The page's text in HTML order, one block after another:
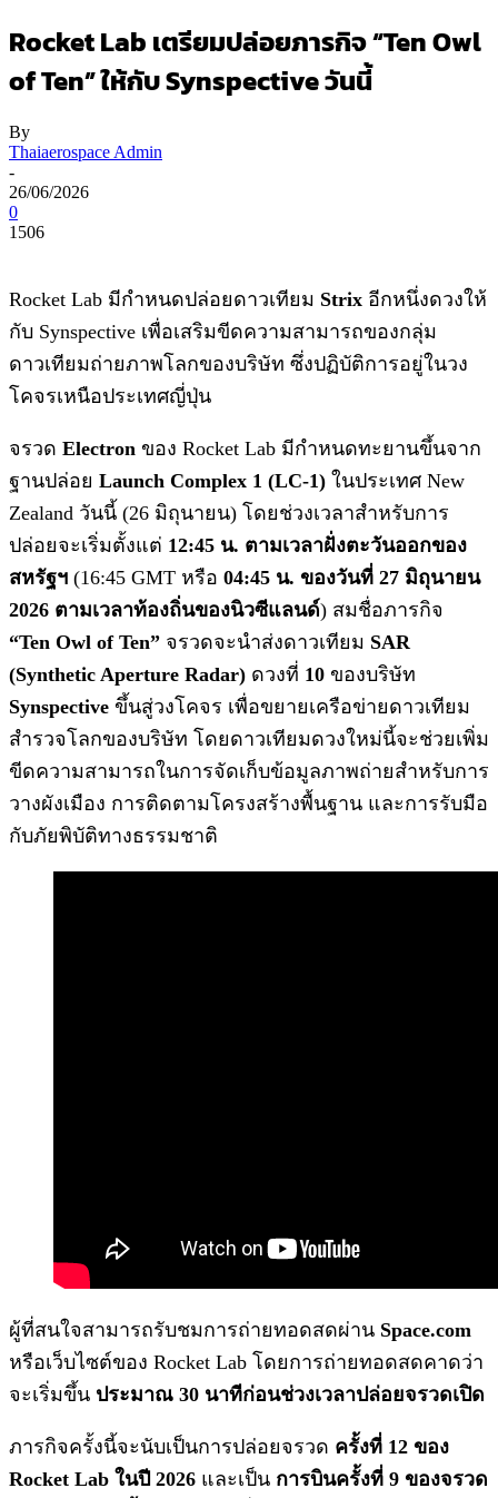
Rocket Lab เตรียมปล่อยภารกิจ “Ten Owl
of Ten” ให้กับ Synspective วันนี้
By
Thaiaerospace Admin
-
26/06/2026
0
1506
Rocket Lab มีกำหนดปล่อยดาวเทียม Strix อีกหนึ่งดวงให้
กับ Synspective เพื่อเสริมขีดความสามารถของกลุ่ม
ดาวเทียมถ่ายภาพโลกของบริษัท ซึ่งปฏิบัติการอยู่ในวง
โคจรเหนือประเทศญี่ปุ่น
จรวด Electron ของ Rocket Lab มีกำหนดทะยานขึ้นจาก
ฐานปล่อย Launch Complex 1 (LC-1) ในประเทศ New
Zealand วันนี้ (26 มิถุนายน) โดยช่วงเวลาสำหรับการ
ปล่อยจะเริ่มตั้งแต่ 12:45 น. ตามเวลาฝั่งตะวันออกของ
สหรัฐฯ (16:45 GMT หรือ 04:45 น. ของวันที่ 27 มิถุนายน
2026 ตามเวลาท้องถิ่นของนิวซีแลนด์) สมชื่อภารกิจ
“Ten Owl of Ten” จรวดจะนำส่งดาวเทียม SAR
(Synthetic Aperture Radar) ดวงที่ 10 ของบริษัท
Synspective ขึ้นสู่วงโคจร เพื่อขยายเครือข่ายดาวเทียม
สำรวจโลกของบริษัท โดยดาวเทียมดวงใหม่นี้จะช่วยเพิ่ม
ขีดความสามารถในการจัดเก็บข้อมูลภาพถ่ายสำหรับการ
วางผังเมือง การติดตามโครงสร้างพื้นฐาน และการรับมือ
กับภัยพิบัติทางธรรมชาติ
ผู้ที่สนใจสามารถรับชมการถ่ายทอดสดผ่าน Space.com
หรือเว็บไซต์ของ Rocket Lab โดยการถ่ายทอดสดคาดว่า
จะเริ่มขึ้น ประมาณ 30 นาทีก่อนช่วงเวลาปล่อยจรวดเปิด
ภารกิจครั้งนี้จะนับเป็นการปล่อยจรวด ครั้งที่ 12 ของ
Rocket Lab ในปี 2026 และเป็น การบินครั้งที่ 9 ของจรวด